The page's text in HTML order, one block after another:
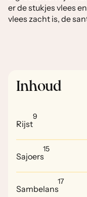
er de stukjes vlees
vlees zacht is, de
Inhoud
Rijst
9
Sajoers
15
Sambelans
17